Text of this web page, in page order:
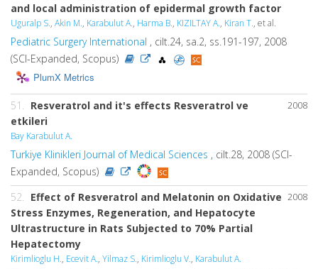
and local administration of epidermal growth factor
Uguralp S., Akin M., Karabulut A., Harma B., KIZILTAY A., Kiran T., et al.
Pediatric Surgery International , cilt.24, sa.2, ss.191-197, 2008
(SCI-Expanded, Scopus)
PlumX Metrics
2008
51.
Resveratrol and it's effects Resveratrol ve
etkileri
Bay Karabulut A.
Turkiye Klinikleri Journal of Medical Sciences , cilt.28, 2008 (SCI-
Expanded, Scopus)
2008
52.
Effect of Resveratrol and Melatonin on Oxidative
Stress Enzymes, Regeneration, and Hepatocyte
Ultrastructure in Rats Subjected to 70% Partial
Hepatectomy
Kirimlioglu H., Ecevit A., Yilmaz S., Kirimlioglu V., Karabulut A.